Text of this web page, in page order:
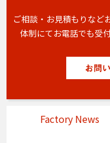
ご相談・お見積もりなど
体制にてお電話でも受
Factory News